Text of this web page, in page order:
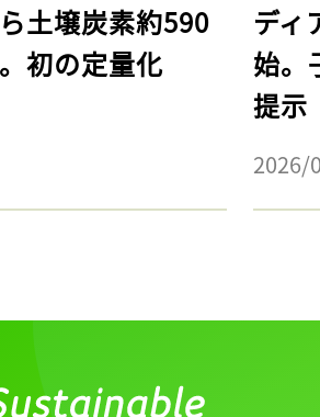
土壌炭素約590
初の定量化
ディ
始。
提示
2026/